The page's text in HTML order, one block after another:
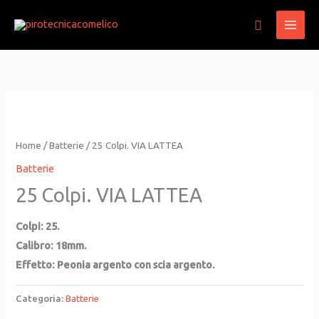
contenuto
Cerca
Home /Batterie / 25 Colpi. VIA LATTEA
Batterie
25 Colpi. VIA LATTEA
Colpi: 25.
Calibro: 18mm.
Effetto: Peonia argento con scia argento.
Categoria:Batterie